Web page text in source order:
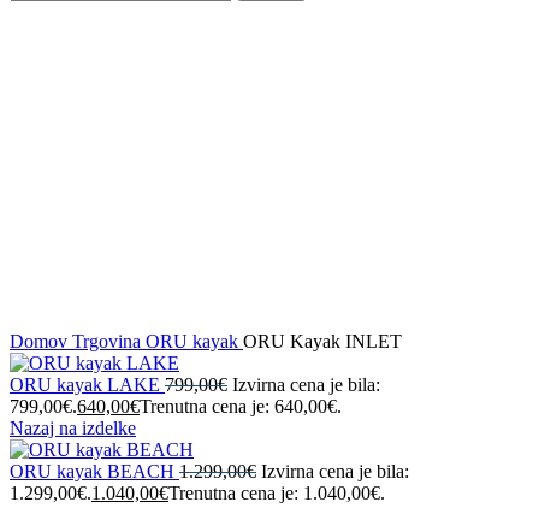
Domov Trgovina ORU kayak ORU Kayak INLET
ORU kayak LAKE 799,00€ Izvirna cena je bila:
799,00€.640,00€Trenutna cena je: 640,00€.
Nazaj na izdelke
ORU kayak BEACH 1.299,00€ Izvirna cena je bila:
1.299,00€.1.040,00€Trenutna cena je: 1.040,00€.